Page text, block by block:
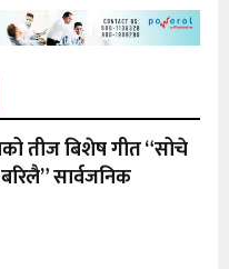
तीज बिशेष गीत “सोचे
सार्वजनिक